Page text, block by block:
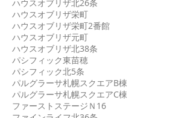
ハウスオブリザ北26条
ハウスオブリザ栄町
ハウスオブリザ栄町2番館
ハウスオブリザ元町
ハウスオブリザ北38条
パシフィック東苗穂
パシフィック北5条
パルグラーサ札幌スクエアB棟
パルグラーサ札幌スクエアC棟
ファーストステージＮ16